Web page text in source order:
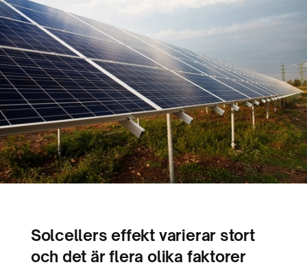
Solcellers effekt varierar stort
och det är flera olika faktorer